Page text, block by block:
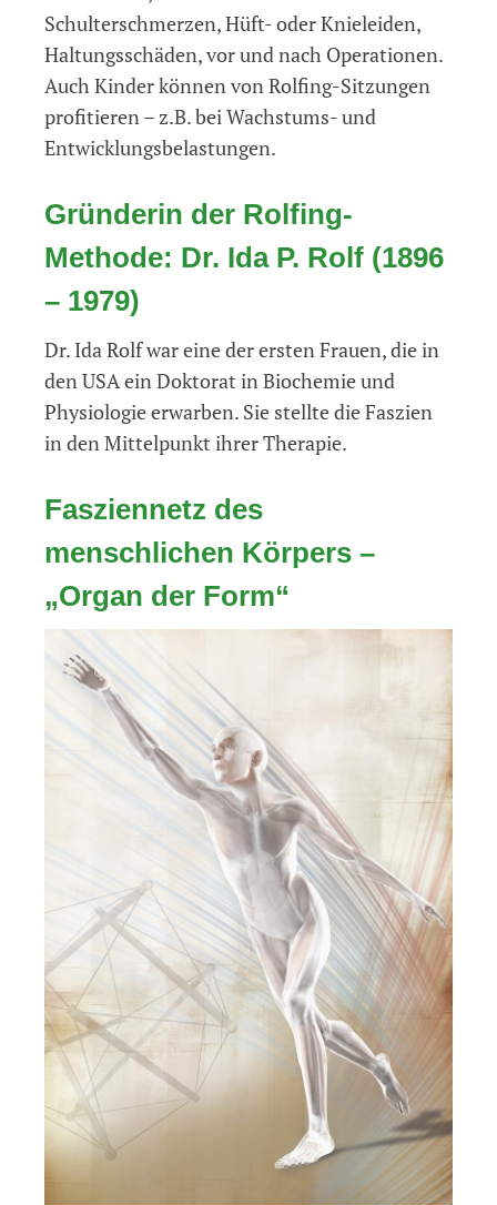
Schulterschmerzen, Hüft- oder Knieleiden,
Haltungsschäden, vor und nach Operationen.
Auch Kinder können von Rolfing-Sitzungen
profitieren – z.B. bei Wachstums- und
Entwicklungsbelastungen.
Gründerin der Rolfing-
Methode: Dr. Ida P. Rolf (1896
– 1979)
Dr. Ida Rolf war eine der ersten Frauen, die in
den USA ein Doktorat in Biochemie und
Physiologie erwarben. Sie stellte die Faszien
in den Mittelpunkt ihrer Therapie.
Fasziennetz des
menschlichen Körpers –
„Organ der Form“